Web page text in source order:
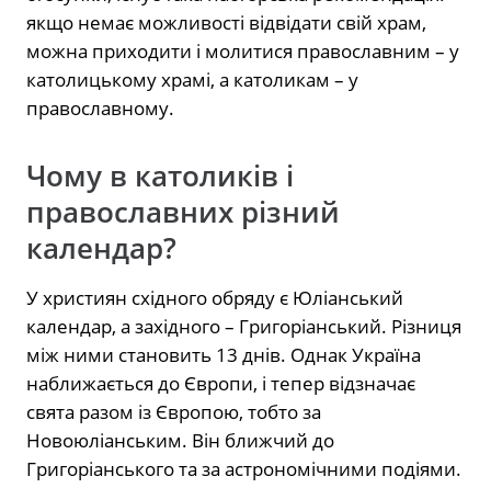
якщо немає можливості відвідати свій храм,
можна приходити і молитися православним – у
католицькому храмі, а католикам – у
православному.
Чому в католиків і
православних різний
календар?
У християн східного обряду є Юліанський
календар, а західного – Григоріанський. Різниця
між ними становить 13 днів. Однак Україна
наближається до Європи, і тепер відзначає
свята разом із Європою, тобто за
Новоюліанським. Він ближчий до
Григоріанського та за астрономічними подіями.